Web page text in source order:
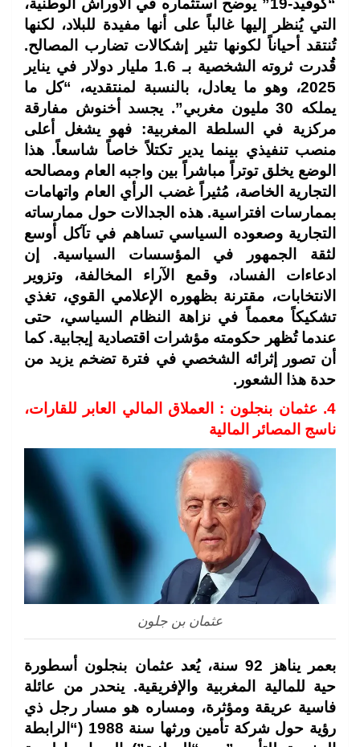
التي يُنظر إليها غالباً على أنها مفيدة للبلاد، لكنها
تُنتقد أحياناً لكونها تثير إشكالات تضارب المصالح.
قُدرت ثروته الشخصية بـ 1.6 مليار دولار في يناير
2025، وهو ما يعادل، بالنسبة لمنتقديه، “كل ما
يملكه 30 مليون مغربي”. يجسد أخنوش مفارقة
مركزية في السلطة المغربية: فهو يشغل أعلى
منصب تنفيذي بينما يدير تكتلاً خاصاً شاسعاً. هذا
الوضع يخلق توتراً مباشراً بين واجبه العام ومصالحه
التجارية الخاصة، مُثيراً غضب الرأي العام واتهامات
بممارسات افتراسية. هذه الجدالات حول ممارساته
التجارية وصعوده السياسي تساهم في تآكل أوسع
لثقة الجمهور في المؤسسات السياسية. إن
ادعاءات الفساد، وقمع الآراء المخالفة، وتزوير
الانتخابات، مقترنة بظهوره الإعلامي القوي، تغذي
تشكيكاً معمماً في نزاهة النظام السياسي، حتى
عندما تُظهر حكومته مؤشرات اقتصادية إيجابية. كما
أن تصور إثرائه الشخصي في فترة تضخم يزيد من
حدة هذا الشعور.
4. عثمان بنجلون : العملاق المالي العابر للقارات،
ناسج المصائر المالية
عثمان بن جلون
بعمر يناهز 92 سنة، يُعد عثمان بنجلون أسطورة
حية للمالية المغربية والإفريقية. ينحدر من عائلة
فاسية عريقة ومؤثرة، ومساره هو مسار رجل ذي
رؤية حول شركة تأمين ورثها سنة 1988 (“الرابطة